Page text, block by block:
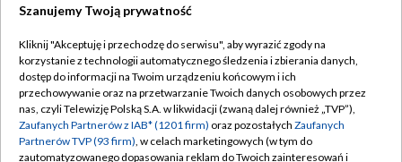
TVP
Abonament TVP
Emisja w TVP
Centrum informacji TVP
Regulamin TVP
Polityka prywatności
Moje zgody
Szanujemy Twoją prywatność
Kliknij "Akceptuję i przechodzę do serwisu", aby wyrazić zgody na
korzystanie z technologii automatycznego śledzenia i zbierania danych,
dostęp do informacji na Twoim urządzeniu końcowym i ich
przechowywanie oraz na przetwarzanie Twoich danych osobowych przez
nas, czyli Telewizję Polską S.A. w likwidacji (zwaną dalej również „TVP”),
Zaufanych Partnerów z IAB* (1201 firm) oraz pozostałych Zaufanych
Partnerów TVP (93 firm), w celach marketingowych (w tym do
zautomatyzowanego dopasowania reklam do Twoich zainteresowań i